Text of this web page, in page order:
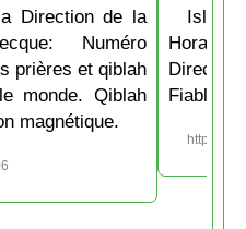
Direction de la
Numéro
prières et qiblah
monde. Qiblah
magnétique.
Fiable et
https://